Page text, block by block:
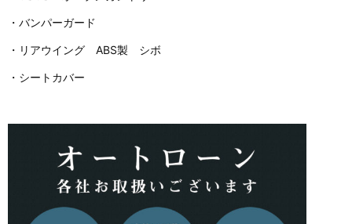
・バンパーガード
・リアウイング ABS製 シボ
・シートカバー